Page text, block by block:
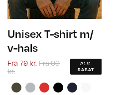
Unisex T-shirt m/
v-hals
Fra 79 kr. Fra99
kr.
21%
RABAT